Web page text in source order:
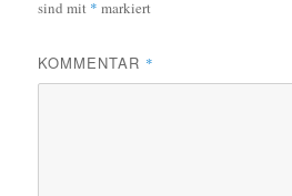
sind mit * markiert
KOMMENTAR *